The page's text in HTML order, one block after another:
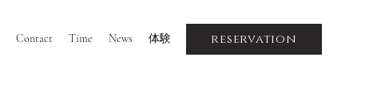
Contact Time News 体験 reservation